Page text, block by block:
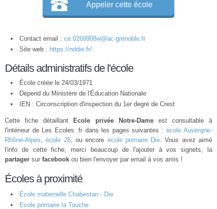
Appeler cette école
Contact email : ce.0260908w@ac-grenoble.fr
Site web : https://nddie.fr/
Détails administratifs de l'école
École créée le 24/03/1971
Dépend du Ministère de l'Éducation Nationale
IEN : Circonscription d'inspection du 1er degré de Crest
Cette fiche détaillant Ecole privée Notre-Dameest consultable à
l'intérieur de Les Ecoles .fr dans les pages suivantes :école Auvergne-
Rhône-Alpes,école 26, ou encore école primaire Die. Vous avez aimé
l'info de cette fiche, merci beaucoup de l'ajouter à vos signets, la
partager sur facebook ou bien l'envoyer par email à vos amis !
Écoles à proximité
École maternelle Chabestan - Die
Ecole primaire la Touche